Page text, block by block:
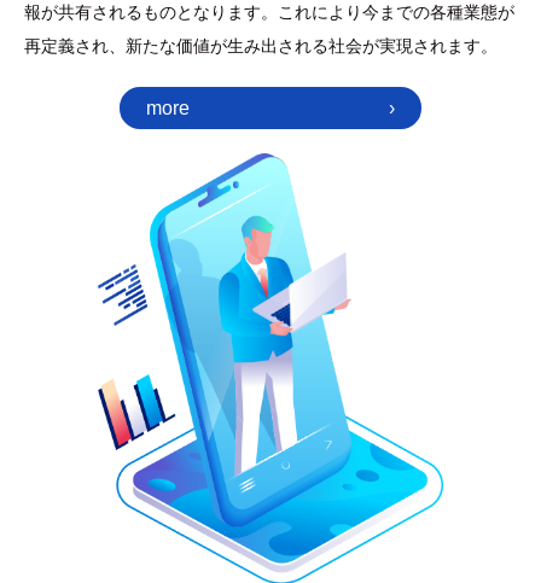
報が共有されるものとなります。これにより今までの各種業態が
再定義され、新たな価値が生み出される社会が実現されます。
more ›